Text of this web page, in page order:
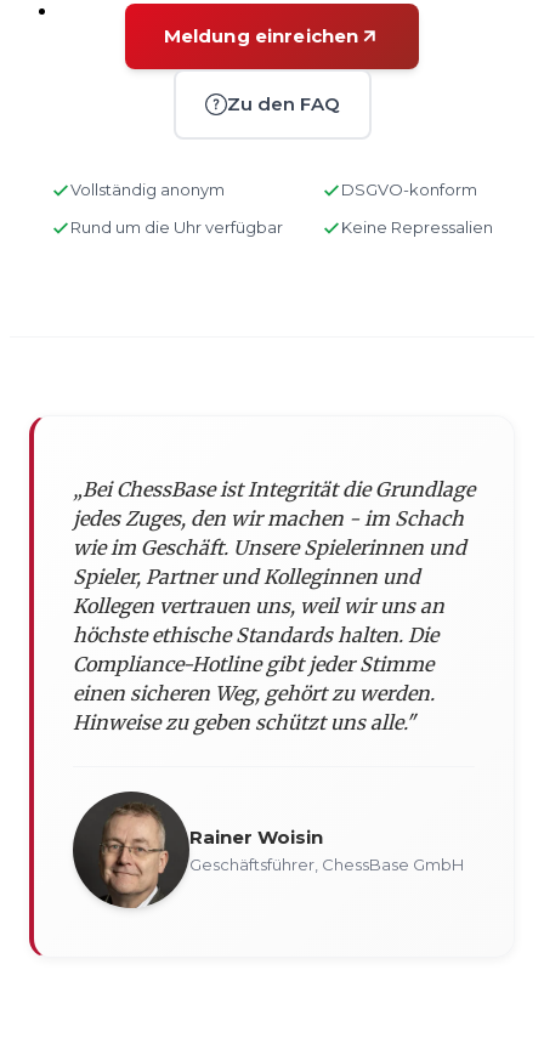
Login
Meldung einreichen
Zu den FAQ
Vollständig anonym
DSGVO-konform
Rund um die Uhr verfügbar
Keine Repressalien
„Bei ChessBase ist Integrität die Grundlage
jedes Zuges, den wir machen - im Schach
wie im Geschäft. Unsere Spielerinnen und
Spieler, Partner und Kolleginnen und
Kollegen vertrauen uns, weil wir uns an
höchste ethische Standards halten. Die
Compliance-Hotline gibt jeder Stimme
einen sicheren Weg, gehört zu werden.
Hinweise zu geben schützt uns alle."
Rainer Woisin
Geschäftsführer, ChessBase GmbH